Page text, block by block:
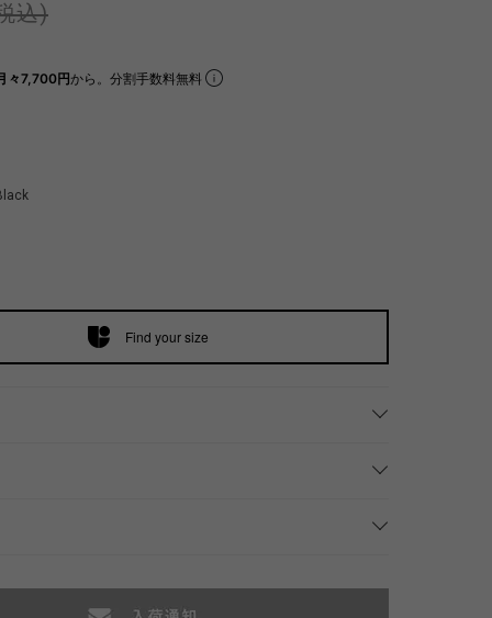
込)
々7,700円から。分割手数料無料
Find your size